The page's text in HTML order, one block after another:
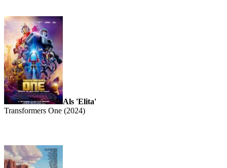
Als 'Elita'
Transformers One (2024)